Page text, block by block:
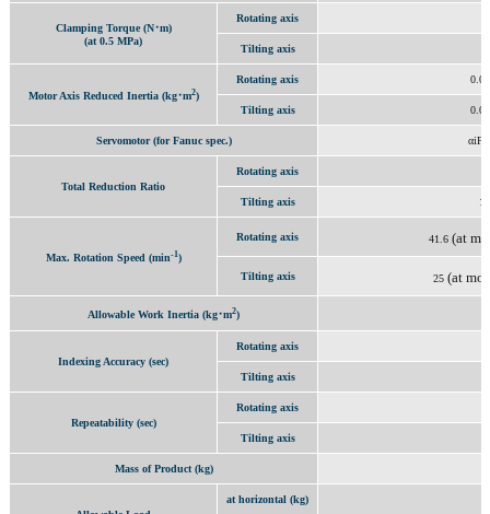
Clamping Torque (N･m)
(at 0.5 MPa)
Rotating axis
Tilting axis
Motor Axis Reduced Inertia (kg･m2)
Rotating axis
Tilting axis
Servomotor (for Fanuc spec.)
Total Reduction Ratio
Rotating axis
Tilting axis 1/
Max. Rotation Speed (min-1)
Rotating axis 41.6 (at
Tilting axis 25 (at
Allowable Work Inertia (kg･m2)
Indexing Accuracy (sec)
Rotating axis
Tilting axis
Repeatability (sec)
Rotating axis
Tilting axis
Mass of Product (kg)
at horizontal (kg)